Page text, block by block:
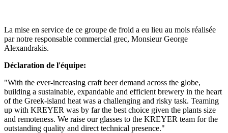
La mise en service de ce groupe de froid a eu lieu au mois réalisée
par notre responsable commercial grec, Monsieur George
Alexandrakis.
Déclaration de l'équipe:
"With the ever-increasing craft beer demand across the globe,
building a sustainable, expandable and efficient brewery in the heart
of the Greek-island heat was a challenging and risky task. Teaming
up with KREYER was by far the best choice given the plants size
and remoteness. We raise our glasses to the KREYER team for the
outstanding quality and direct technical presence."